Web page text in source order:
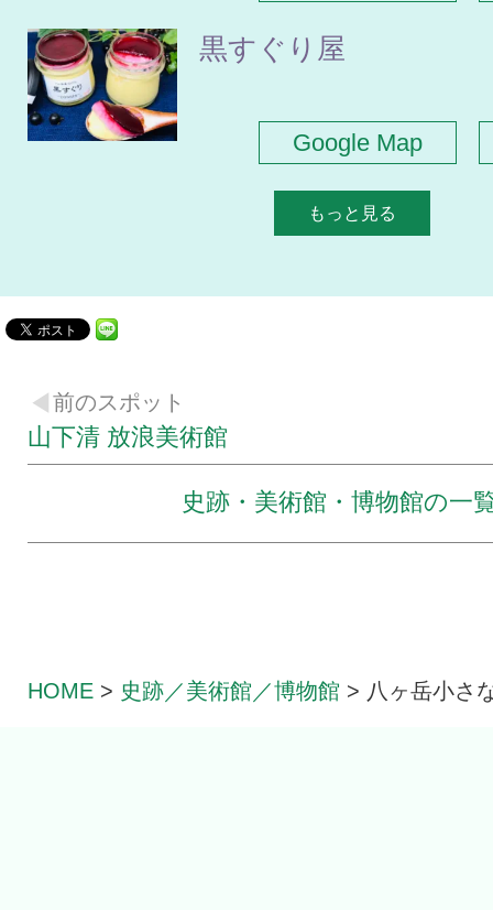
黒すぐり屋
Google Map
もっと見る
前のスポット
山下清 放浪美術館
史跡・美術館・博物館の一
HOME > 史跡／美術館／博物館 > 八ヶ岳小さ